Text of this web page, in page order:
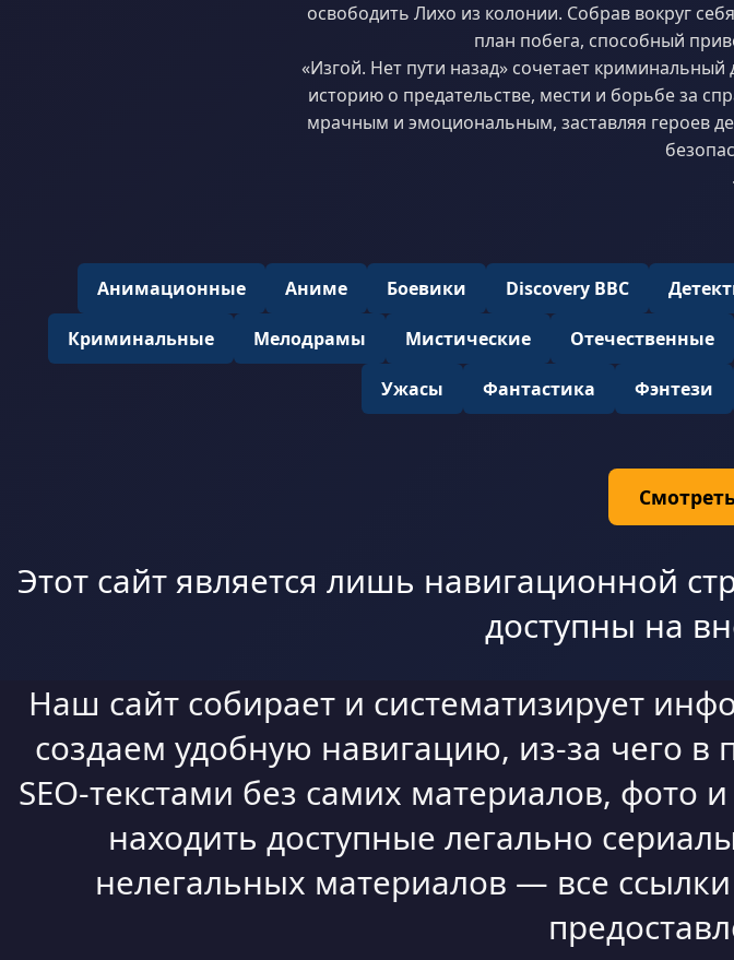
освободить Лихо из колонии. Собрав вокруг
план побега, способный
«Изгой. Нет пути назад» сочетает
историю о предательстве, мести и борьбе за
мрачным и эмоциональным, заставляя героев
.
Анимационные Аниме Боевики Discovery BBC
Криминальные Мелодрамы Мистические Отечественные
Ужасы Фантастика Фэнтези
Этот сайт является лишь навигационной
доступны на
Наш сайт собирает и систематизирует
создаем удобную навигацию, из-за чего в
SEO-текстами без самих материалов,
находить доступные легально
нелегальных материалов — все